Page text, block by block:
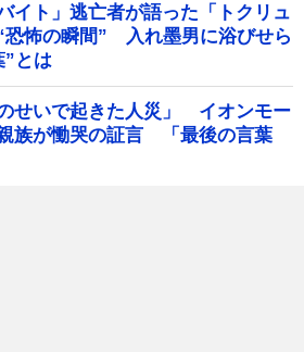
ト」逃亡者が語った「トクリュ
恐怖の瞬間” 入れ墨男に浴びせら
”とは
のせいで起きた人災」 イオンモー
族が慟哭の証言 「最後の言葉